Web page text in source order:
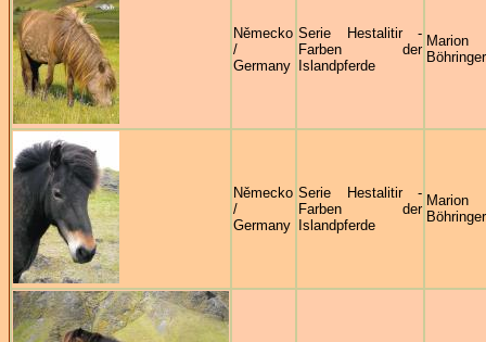
Německo
/
Germany
Serie Hestalitir -
Farben der
Islandpferde
Marion
Böhringer
Německo
/
Germany
Serie Hestalitir -
Farben der
Islandpferde
Marion
Böhringer